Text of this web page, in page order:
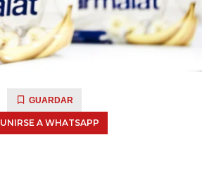
GUARDAR
UNIRSE A WHATSAPP